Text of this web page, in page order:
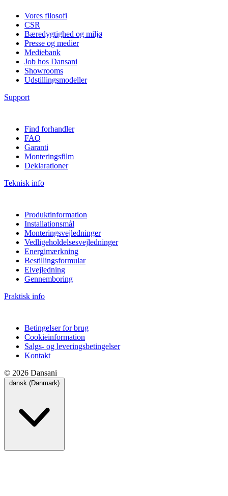
Vores filosofi
CSR
Bæredygtighed og miljø
Presse og medier
Mediebank
Job hos Dansani
Showrooms
Udstillingsmodeller
Support
Find forhandler
FAQ
Garanti
Monteringsfilm
Deklarationer
Teknisk info
Produktinformation
Installationsmål
Monteringsvejledninger
Vedligeholdelsesvejledninger
Energimærkning
Bestillingsformular
Elvejledning
Gennemboring
Praktisk info
Betingelser for brug
Cookieinformation
Salgs- og leveringsbetingelser
Kontakt
© 2026 Dansani
dansk (Danmark)